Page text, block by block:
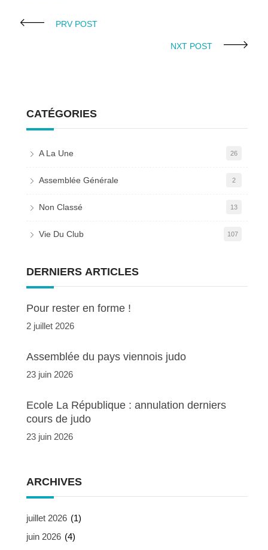
PRV POST
NXT POST
CATÉGORIES
A La Une 26
Assemblée Générale 2
Non Classé 13
Vie Du Club 107
DERNIERS ARTICLES
Pour rester en forme !
2 juillet 2026
Assemblée du pays viennois judo
23 juin 2026
Ecole La République : annulation derniers
cours de judo
23 juin 2026
ARCHIVES
juillet 2026 (1)
juin 2026 (4)